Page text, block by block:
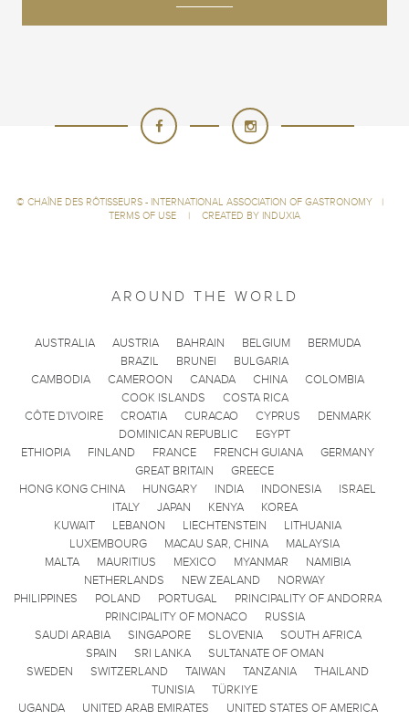
© CHAÎNE DES RÔTISSEURS - INTERNATIONAL ASSOCIATION OF GASTRONOMY
|
TERMS OF USE
| CREATED BY INDUXIA
AROUND THE WORLD
AUSTRALIA AUSTRIA BAHRAIN BELGIUM
BERMUDA
BRAZIL
BRUNEI
BULGARIA
CAMBODIA
CAMEROON CANADA CHINA
COLOMBIA
COOK ISLANDS
COSTA RICA
CÔTE D'IVOIRE
CROATIA CURACAO CYPRUS
DENMARK
DOMINICAN REPUBLIC
EGYPT
ETHIOPIA
FINLAND FRANCE FRENCH GUIANA
GERMANY
GREAT BRITAIN
GREECE
HONG KONG CHINA
HUNGARY INDIA INDONESIA
ISRAEL
ITALY
JAPAN KENYA
KOREA
KUWAIT
LEBANON LIECHTENSTEIN
LITHUANIA
LUXEMBOURG
MACAU SAR, CHINA
MALAYSIA
MALTA
MAURITIUS MEXICO MYANMAR
NAMIBIA
NETHERLANDS
NEW ZEALAND
NORWAY
PHILIPPINES
POLAND PORTUGAL
PRINCIPALITY OF ANDORRA
PRINCIPALITY OF MONACO
RUSSIA
SAUDI ARABIA
SINGAPORE SLOVENIA
SOUTH AFRICA
SPAIN
SRI LANKA
SULTANATE OF OMAN
SWEDEN
SWITZERLAND TAIWAN TANZANIA
THAILAND
TUNISIA
TÜRKIYE
UGANDA
UNITED ARAB EMIRATES
UNITED STATES OF AMERICA